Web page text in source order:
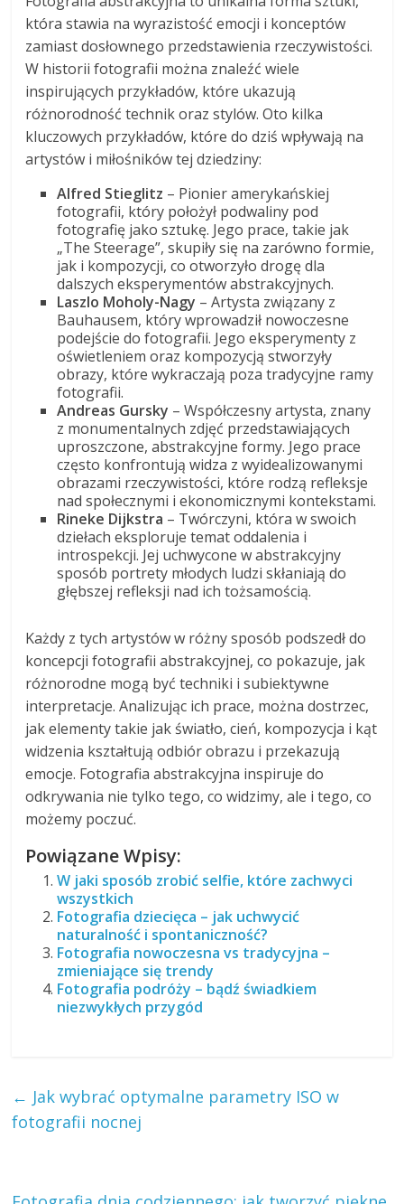
która stawia na wyrazistość emocji i konceptów
zamiast dosłownego przedstawienia rzeczywistości.
W historii fotografii można znaleźć wiele
inspirujących przykładów, które ukazują
różnorodność technik oraz stylów. Oto kilka
kluczowych przykładów, które do dziś wpływają na
artystów i miłośników tej dziedziny:
Alfred Stieglitz – Pionier amerykańskiej
fotografii, który położył podwaliny pod
fotografię jako sztukę. Jego prace, takie jak
„The Steerage”, skupiły się na zarówno formie,
jak i kompozycji, co otworzyło drogę dla
dalszych eksperymentów abstrakcyjnych.
Laszlo Moholy-Nagy – Artysta związany z
Bauhausem, który wprowadził nowoczesne
podejście do fotografii. Jego eksperymenty z
oświetleniem oraz kompozycją stworzyły
obrazy, które wykraczają poza tradycyjne ramy
fotografii.
Andreas Gursky – Współczesny artysta, znany
z monumentalnych zdjęć przedstawiających
uproszczone, abstrakcyjne formy. Jego prace
często konfrontują widza z wyidealizowanymi
obrazami rzeczywistości, które rodzą refleksje
nad społecznymi i ekonomicznymi kontekstami.
Rineke Dijkstra – Twórczyni, która w swoich
dziełach eksploruje temat oddalenia i
introspekcji. Jej uchwycone w abstrakcyjny
sposób portrety młodych ludzi skłaniają do
głębszej refleksji nad ich tożsamością.
Każdy z tych artystów w różny sposób podszedł do
koncepcji fotografii abstrakcyjnej, co pokazuje, jak
różnorodne mogą być techniki i subiektywne
interpretacje. Analizując ich prace, można dostrzec,
jak elementy takie jak światło, cień, kompozycja i kąt
widzenia kształtują odbiór obrazu i przekazują
emocje. Fotografia abstrakcyjna inspiruje do
odkrywania nie tylko tego, co widzimy, ale i tego, co
możemy poczuć.
Powiązane Wpisy:
W jaki sposób zrobić selfie, które zachwyci
wszystkich
Fotografia dziecięca – jak uchwycić
naturalność i spontaniczność?
Fotografia nowoczesna vs tradycyjna –
zmieniające się trendy
Fotografia podróży – bądź świadkiem
niezwykłych przygód
← Jak wybrać optymalne parametry ISO w
fotografii nocnej